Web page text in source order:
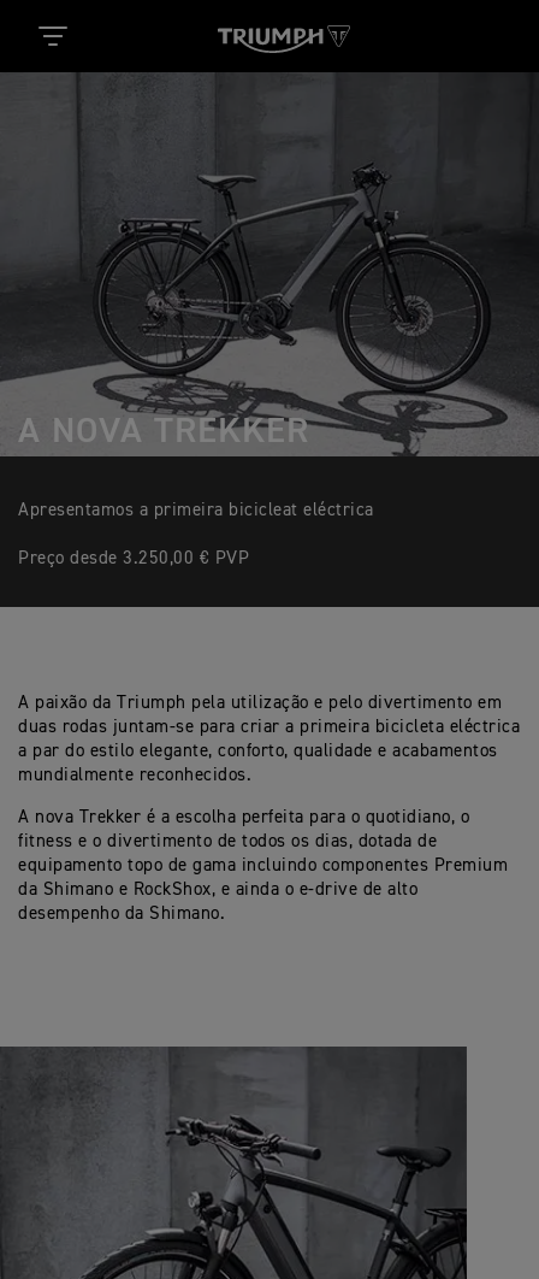
A NOVA TREKKER
Apresentamos a primeira bicicleat eléctrica
Preço desde 3.250,00 € PVP
A paixão da Triumph pela utilização e pelo divertimento em
duas rodas juntam-se para criar a primeira bicicleta eléctrica
a par do estilo elegante, conforto, qualidade e acabamentos
mundialmente reconhecidos.
A nova Trekker é a escolha perfeita para o quotidiano, o
fitness e o divertimento de todos os dias, dotada de
equipamento topo de gama incluindo componentes Premium
da Shimano e RockShox, e ainda o e-drive de alto
desempenho da Shimano.